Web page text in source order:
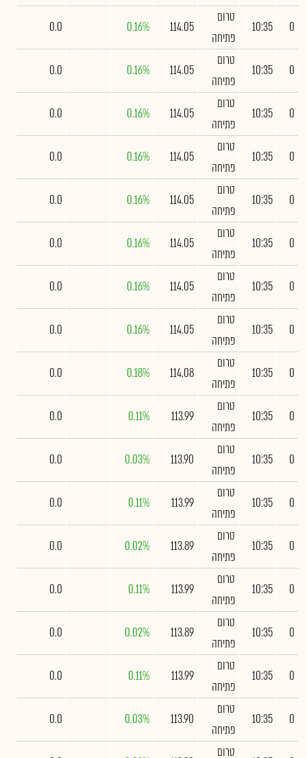
0
10:35
טרום
פתיחה
114.05
0.16%
0.0
0
10:35
טרום
פתיחה
114.05
0.16%
0.0
0
10:35
טרום
פתיחה
114.05
0.16%
0.0
0
10:35
טרום
פתיחה
114.05
0.16%
0.0
0
10:35
טרום
פתיחה
114.05
0.16%
0.0
0
10:35
טרום
פתיחה
114.05
0.16%
0.0
0
10:35
טרום
פתיחה
114.05
0.16%
0.0
0
10:35
טרום
פתיחה
114.05
0.16%
0.0
0
10:35
טרום
פתיחה
114.08
0.18%
0.0
0
10:35
טרום
פתיחה
113.99
0.11%
0.0
0
10:35
טרום
פתיחה
113.90
0.03%
0.0
0
10:35
טרום
פתיחה
113.99
0.11%
0.0
0
10:35
טרום
פתיחה
113.89
0.02%
0.0
0
10:35
טרום
פתיחה
113.99
0.11%
0.0
0
10:35
טרום
פתיחה
113.89
0.02%
0.0
0
10:35
טרום
פתיחה
113.99
0.11%
0.0
0
10:35
טרום
פתיחה
113.90
0.03%
0.0
טרום